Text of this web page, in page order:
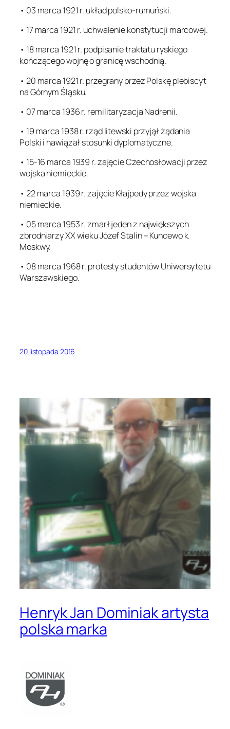
• 03 marca 1921 r. układ polsko-rumuński.
• 17 marca 1921 r. uchwalenie konstytucji marcowej.
• 18 marca 1921 r. podpisanie traktatu ryskiego
kończącego wojnę o granicę wschodnią.
• 20 marca 1921 r. przegrany przez Polskę plebiscyt
na Górnym Śląsku.
• 07 marca 1936 r. remilitaryzacja Nadrenii.
• 19 marca 1938 r. rząd litewski przyjął żądania
Polski i nawiązał stosunki dyplomatyczne.
• 15-16 marca 1939 r. zajęcie Czechosłowacji przez
wojska niemieckie.
• 22 marca 1939 r. zajęcie Kłajpedy przez wojska
niemieckie.
• 05 marca 1953 r. zmarł jeden z największych
zbrodniarzy XX wieku Józef Stalin – Kuncewo k.
Moskwy.
• 08 marca 1968 r. protesty studentów Uniwersytetu
Warszawskiego.
20 listopada 2016
Henryk Jan Dominiak artysta
polska marka